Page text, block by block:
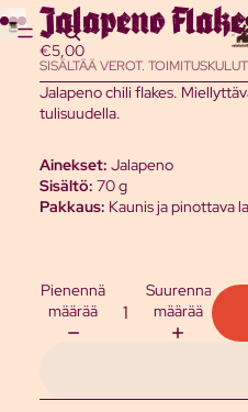
Jalapeno
€5,00
SISÄLTÄÄ VEROT.
Jalapeno chili flakes.
tulisuudella.
Ainekset: Jalapeno
Sisältö: 70 g
Pakkaus: Kaunis ja pinottava
Pienennä
määrää
Suurenna
määrää